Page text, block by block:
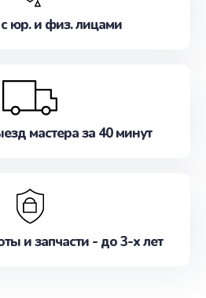
юр. и физ. лицами
мастера за 40 минут
и запчасти - до 3-х лет